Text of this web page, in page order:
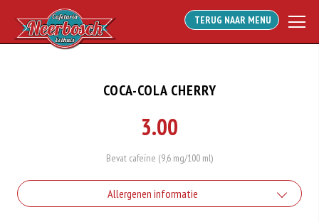
TERUG NAAR MENU
COCA-COLA CHERRY
3.00
Bevat cafeïne (9,6 mg/100 ml)
Allergenen informatie